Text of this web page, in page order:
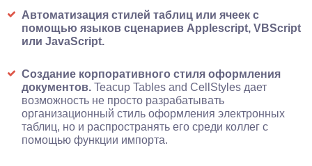
Автоматизация стилей таблиц или ячеек с
помощью языков сценариев Applescript, VBScript
или JavaScript.
Создание корпоративного стиля оформления
документов. Teacup Tables and CellStyles дает
возможность не просто разрабатывать
организационный стиль оформления электронных
таблиц, но и распространять его среди коллег с
помощью функции импорта.